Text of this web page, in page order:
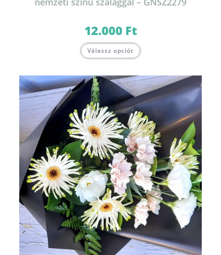
12.000 Ft
Válassz opciót